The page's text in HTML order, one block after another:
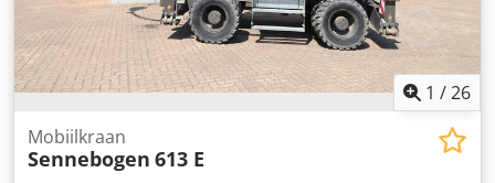
1 /26
Mobiilkraan
Sennebogen 613 E